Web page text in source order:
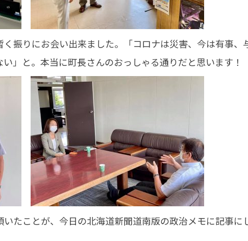
振りにお会い出来ました。「コロナは災害、今は有事、
」と。本当に町長さんのおっしゃる通りだと思います！
たことが、今日の北海道新聞道南版の政治メモに記事に